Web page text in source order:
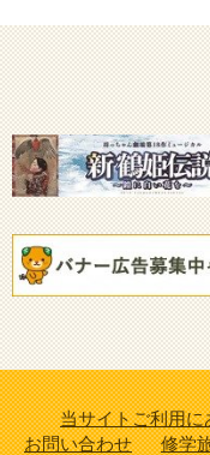
当サイトご利用に
お問い合わせ
修学